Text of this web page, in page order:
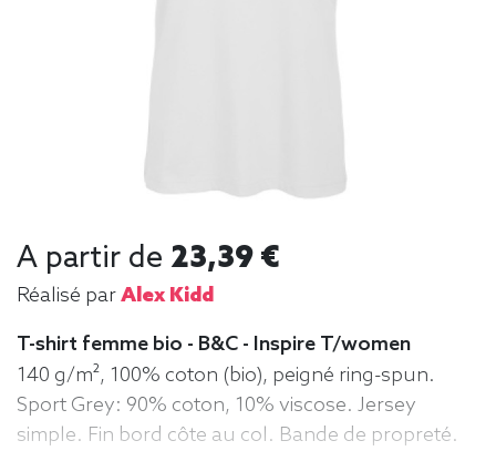
A partir de 23,39 €
Réalisé parAlex Kidd
T-shirt femme bio - B&C - Inspire T/women
140 g/m², 100% coton (bio), peigné ring-spun.
Sport Grey: 90% coton, 10% viscose. Jersey
simple. Fin bord côte au col. Bande de propreté.